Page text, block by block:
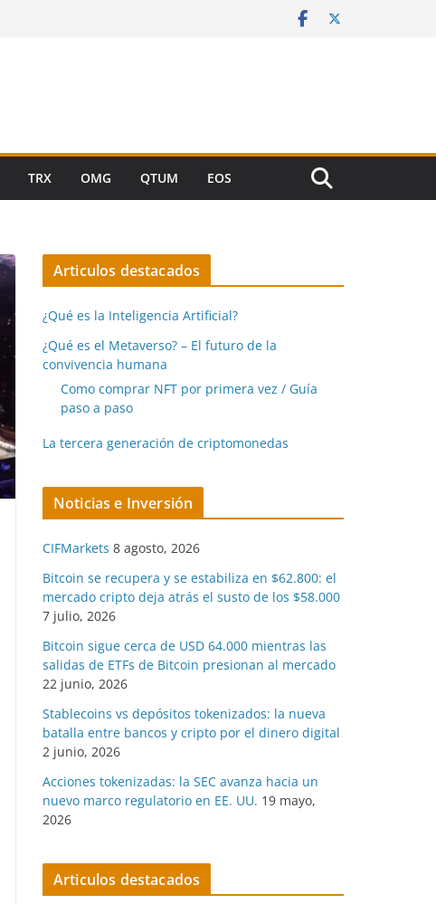
TRX OMG QTUM EOS
Articulos destacados
¿Qué es la Inteligencia Artificial?
¿Qué es el Metaverso? – El futuro de la
convivencia humana
Como comprar NFT por primera vez / Guía
paso a paso
La tercera generación de criptomonedas
Noticias e Inversión
CIFMarkets 8 agosto, 2026
Bitcoin se recupera y se estabiliza en $62.800: el
mercado cripto deja atrás el susto de los $58.000
7 julio, 2026
Bitcoin sigue cerca de USD 64.000 mientras las
salidas de ETFs de Bitcoin presionan al mercado
22 junio, 2026
Stablecoins vs depósitos tokenizados: la nueva
batalla entre bancos y cripto por el dinero digital
2 junio, 2026
Acciones tokenizadas: la SEC avanza hacia un
nuevo marco regulatorio en EE. UU. 19 mayo,
2026
Articulos destacados